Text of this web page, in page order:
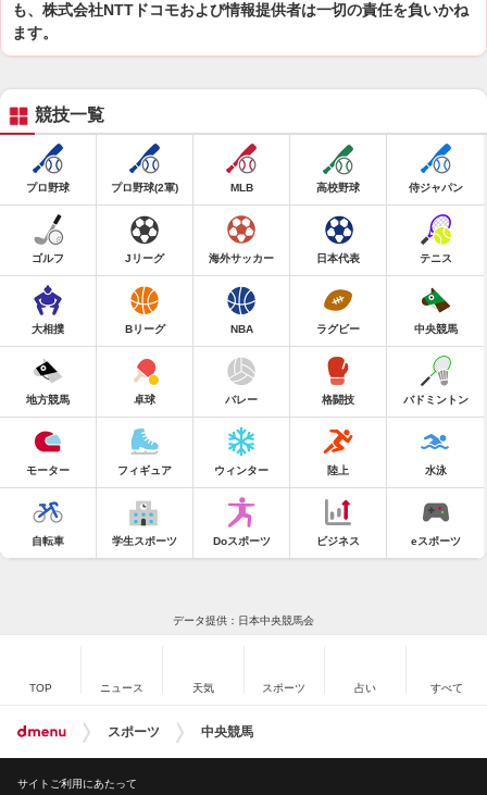
も、株式会社NTTドコモおよび情報提供者は一切の責任を負いかね
ます。
競技一覧
プロ野球 プロ野球(2軍) MLB 高校野球 侍ジャパン
ゴルフ Jリーグ 海外サッカー 日本代表 テニス
大相撲 Bリーグ NBA ラグビー 中央競馬
地方競馬 卓球 バレー 格闘技 バドミントン
モーター フィギュア ウィンター 陸上 水泳
自転車 学生スポーツ Doスポーツ ビジネス eスポーツ
データ提供：日本中央競馬会
TOP ニュース 天気 スポーツ 占い すべて
スポーツ 中央競馬
サイトご利用にあたって